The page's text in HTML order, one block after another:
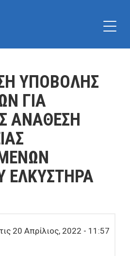
ΥΠΟΒΟΛΗΣ
ΓΙΑ
ΑΝΑΘΕΣΗ
ΕΛΚΥΣΤΗΡΑ
20 Απρίλιος, 2022 - 11:57